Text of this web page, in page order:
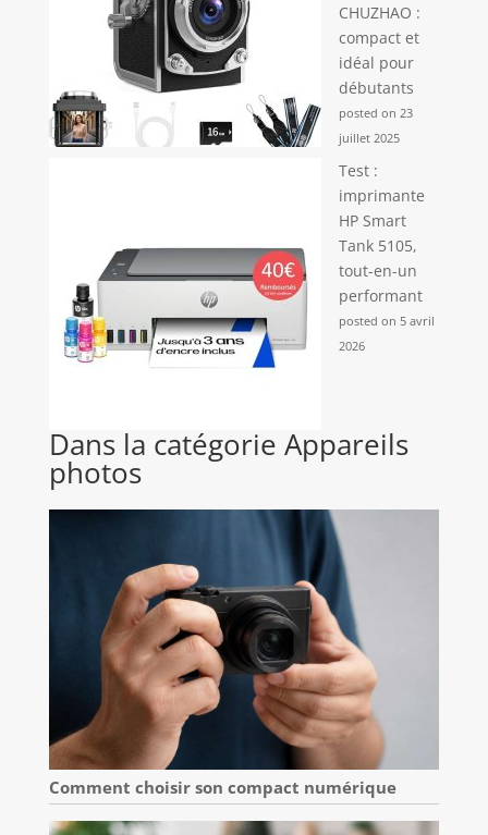
CHUZHAO :
compact et
idéal pour
débutants
posted on 23
juillet 2025
Test :
imprimante
HP Smart
Tank 5105,
tout-en-un
performant
posted on 5 avril
2026
Dans la catégorie Appareils
photos
Comment choisir son compact numérique